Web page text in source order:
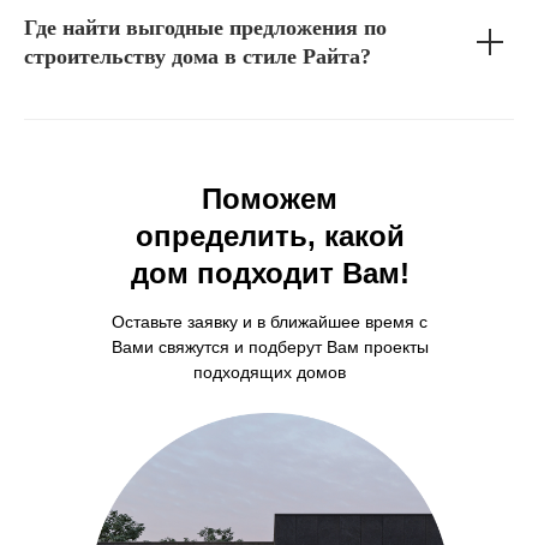
Где найти выгодные предложения по
строительству дома в стиле Райта?
Поможем
определить, какой
дом подходит Вам!
Оставьте заявку и в ближайшее время с
Вами свяжутся и подберут Вам проекты
подходящих домов